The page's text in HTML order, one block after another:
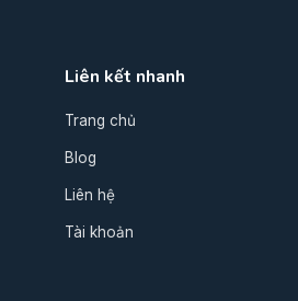
Liên kết nhanh
Trang chủ
Blog
Liên hệ
Tài khoản